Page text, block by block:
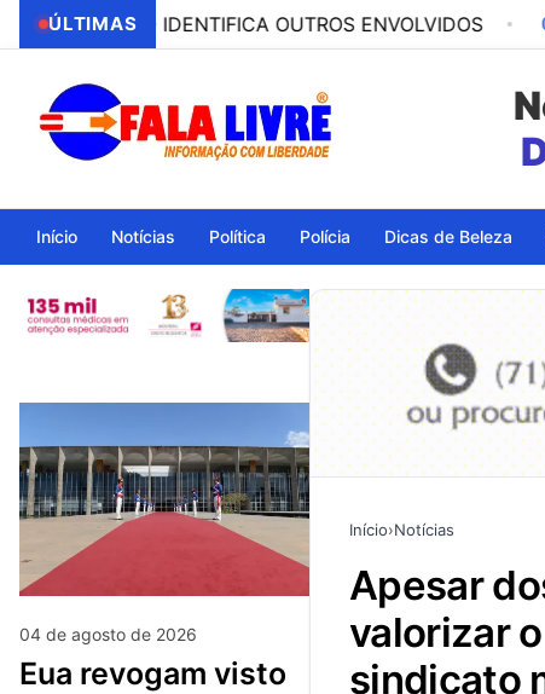
ÚLTIMASOUTROS ENVOLVIDOS 08:53PESQUISA
Início Notícias Política Polícia Dicas de Beleza
04 de agosto de 2026
eua revogam visto
Início›Notícias
apesar dos esforços da gestão municipal para
valorizar
sindicato